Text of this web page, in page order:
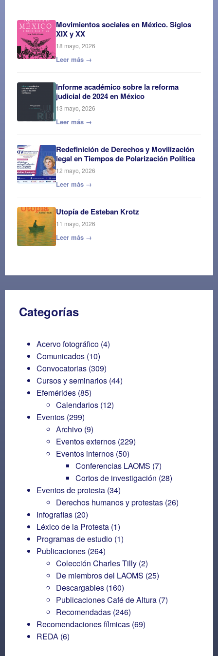
Movimientos sociales en México. Siglos
XIX y XX
18 mayo, 2026
Leer más →
Informe académico sobre la reforma
judicial de 2024 en México
13 mayo, 2026
Leer más →
Redefinición de Derechos y Movilización
legal en Tiempos de Polarización Política
12 mayo, 2026
Leer más →
Utopía de Esteban Krotz
11 mayo, 2026
Leer más →
Categorías
Acervo fotográfico (4)
Comunicados (10)
Convocatorias (309)
Cursos y seminarios (44)
Efemérides (85)
Calendarios (12)
Eventos (299)
Archivo (9)
Eventos externos (229)
Eventos internos (50)
Conferencias LAOMS (7)
Cortos de investigación (28)
Eventos de protesta (34)
Derechos humanos y protestas (26)
Infografías (20)
Léxico de la Protesta (1)
Programas de estudio (1)
Publicaciones (264)
Colección Charles Tilly (2)
De miembros del LAOMS (25)
Descargables (160)
Publicaciones Café de Altura (7)
Recomendadas (246)
Recomendaciones fílmicas (69)
REDA (6)